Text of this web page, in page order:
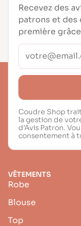
Recevez des
patrons et des
première
Coudre Shop
la gestion de
d’Avis Patron.
consentement à
VÊTEMENTS
Robe
Blouse
Top